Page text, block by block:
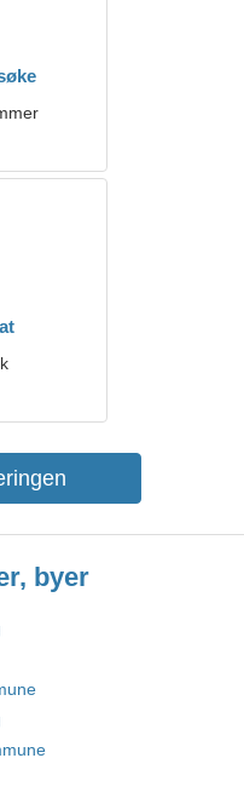
byer